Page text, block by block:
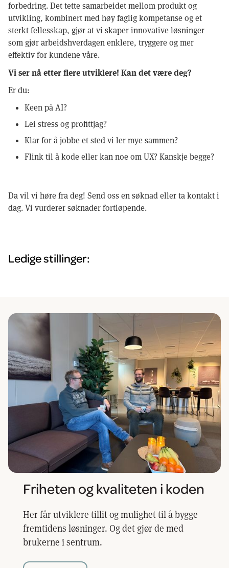
forbedring. Det tette samarbeidet mellom produkt og
utvikling, kombinert med høy faglig kompetanse og et
sterkt fellesskap, gjør at vi skaper innovative løsninger
som gjør arbeidshverdagen enklere, tryggere og mer
effektiv for kundene våre.
Vi ser nå etter flere utviklere! Kan det være deg?
Er du:
Keen på AI?
Lei stress og profittjag?
Klar for å jobbe et sted vi ler mye sammen?
Flink til å kode eller kan noe om UX? Kanskje begge?
Da vil vi høre fra deg! Send oss en søknad eller ta kontakt i
dag. Vi vurderer søknader fortløpende.
Ledige stillinger:
Friheten og kvaliteten i koden
Her får utviklere tillit og mulighet til å bygge
fremtidens løsninger. Og det gjør de med
brukerne i sentrum.